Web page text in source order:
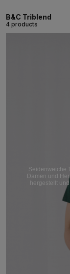
B&C Triblend
4 products
Seidenweiche
Damen und
hergestellt